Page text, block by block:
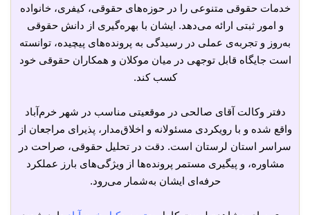
خدمات حقوقی متنوعی را در حوزه‌های حقوقی، کیفری، خانواده
و امور ثبتی ارائه می‌دهد. ایشان با بهره‌گیری از دانش حقوقی
به‌روز و تجربه‌ی عملی در رسیدگی به پرونده‌های پیچیده، توانسته
است جایگاه قابل توجهی در میان موکلان و همکاران حقوقی خود
کسب کند.
دفتر وکالت آقای صالحی در موقعیتی مناسب در شهر خرم‌آباد
واقع شده و با رویکردی مسئولانه و اخلاق‌مدار، پذیرای مراجعان از
سراسر استان لرستان است. دقت در تحلیل حقوقی، صراحت در
مشاوره، و پیگیری مستمر پرونده‌ها از ویژگی‌های بارز عملکرد
حرفه‌ای ایشان به‌شمار می‌رود.